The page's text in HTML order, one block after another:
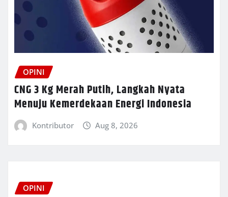
OPINI
CNG 3 Kg Merah Putih, Langkah Nyata
Menuju Kemerdekaan Energi Indonesia
Kontributor Aug 8, 2026
OPINI